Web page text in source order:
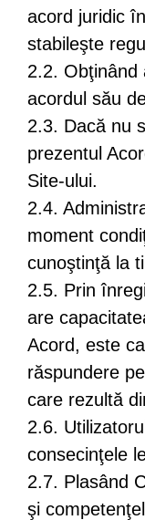
acord juridic
stabileşte
2.2. Obţinând
acordul său
2.3. Dacă nu
prezentul
Site-ului.
2.4.
moment
cunoştinţă la
2.5. Prin
are
Acord, este
răspundere
care rezultă
2.6.
consecinţele
2.7. Plasând
şi